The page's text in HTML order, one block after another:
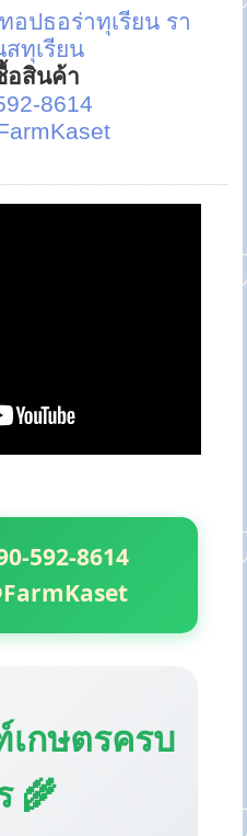
อปธอร่าทุเรียน รา
ทุเรียน
อสินค้า
8614
592-8614
กษตรครบ
🌾